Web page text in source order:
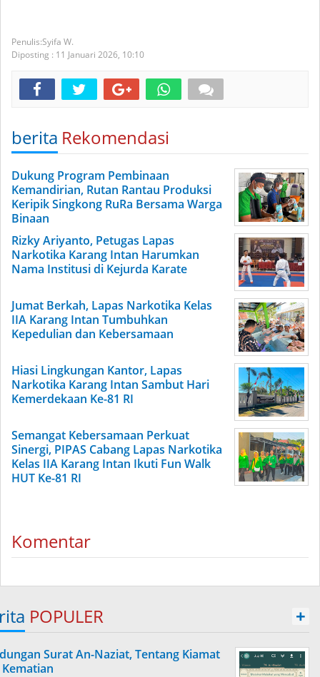
Syifa W.
Diposting : 11 Januari 2026, 10:10
berita Rekomendasi
Dukung Program Pembinaan
Kemandirian, Rutan Rantau Produksi
Keripik Singkong RuRa Bersama Warga
Binaan
Rizky Ariyanto, Petugas Lapas
Narkotika Karang Intan Harumkan
Nama Institusi di Kejurda Karate
Jumat Berkah, Lapas Narkotika Kelas
IIA Karang Intan Tumbuhkan
Kepedulian dan Kebersamaan
Hiasi Lingkungan Kantor, Lapas
Narkotika Karang Intan Sambut Hari
Kemerdekaan Ke-81 RI
Semangat Kebersamaan Perkuat
Sinergi, PIPAS Cabang Lapas Narkotika
Kelas IIA Karang Intan Ikuti Fun Walk
HUT Ke-81 RI
Komentar
POPULER +
Surat An-Naziat, Tentang Kiamat